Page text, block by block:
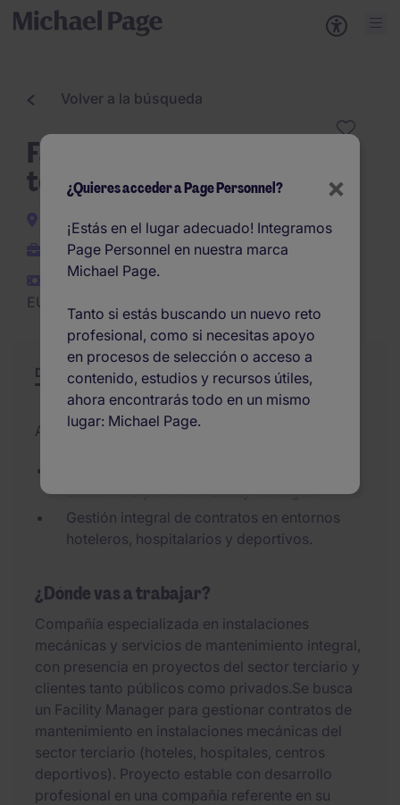
Volver a la búsqueda
Facility Manager - Sector
terciario BCN
Barcelona
Permanente
EUR50.000 -
EUR50.000 por año
Descripción Resumen Otras ofertas
Actualizado el 27/07/2026
busca incorporar un Facility Manager.
Gestión integral de contratos en entornos
hoteleros, hospitalarios y deportivos.
¿Dónde vas a trabajar?
Compañía especializada en instalaciones
mecánicas y servicios de mantenimiento integral,
con presencia en proyectos del sector terciario y
clientes tanto públicos como privados.Se busca
un Facility Manager para gestionar contratos de
mantenimiento en instalaciones mecánicas del
sector terciario (hoteles, hospitales, centros
deportivos). Proyecto estable con desarrollo
profesional en una compañía referente en su
×
¿Quieres acceder a Page Personnel?
¡Estás en el lugar adecuado! Integramos
Page Personnel en nuestra marca
Michael Page.
Tanto si estás buscando un nuevo reto
profesional, como si necesitas apoyo
en procesos de selección o acceso a
contenido, estudios y recursos útiles,
ahora encontrarás todo en un mismo
lugar: Michael Page.